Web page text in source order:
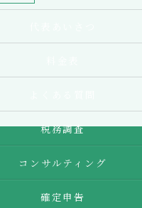
税務調査
コンサルティング
確定申告